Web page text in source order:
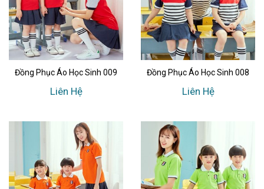
Đồng Phục Áo Học Sinh 009
Liên Hệ
Đồng Phục Áo Học Sinh 008
Liên Hệ